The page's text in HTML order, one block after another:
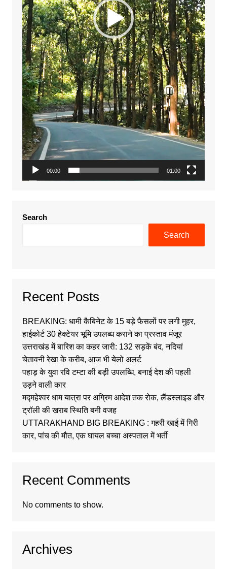
00:00 01:00
Search
Search
Recent Posts
BREAKING: धामी कैबिनेट के 15 बड़े फैसलों पर लगी मुहर,
हाईकोर्ट 30 हेक्टेयर भूमि उपलब्ध कराने का प्रस्ताव मंजूर
उत्तराखंड में बारिश का कहर जारी: 132 सड़कें बंद, नदियां
चेतावनी रेखा के करीब, आज भी येलो अलर्ट
पहाड़ के युवा रवि टम्टा की बड़ी उपलब्धि, बनाई देश की पहली
उड़ने वाली कार
मद्महेश्वर धाम यात्रा पर अग्रिम आदेश तक रोक, लैंडस्लाइड और
ट्रॉली की खराब स्थिति बनी वजह
UTTARAKHAND BIG BREAKING : गहरी खाई में गिरी
कार, पांच की मौत, एक घायल बच्चा अस्पताल में भर्ती
Recent Comments
No comments to show.
Archives